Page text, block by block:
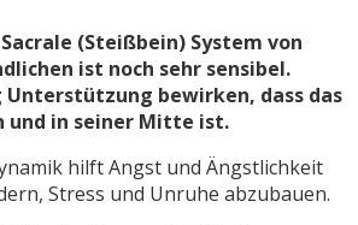
(Steißbein) System von
ist noch sehr sensibel.
Unterstützung bewirken, dass das
und in seiner Mitte ist.
hilft Angst und Ängstlichkeit
Stress und Unruhe abzubauen.